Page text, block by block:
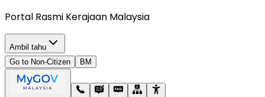
Portal Rasmi Kerajaan Malaysia
Ambil tahu
Go to Non-Citizen
BM